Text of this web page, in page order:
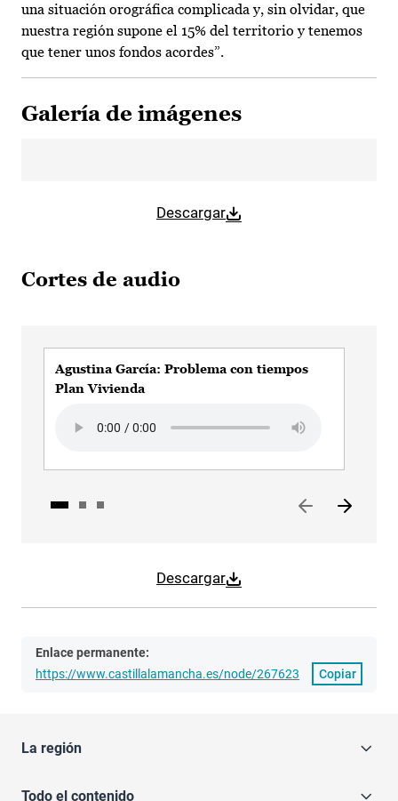
una situación orográfica complicada y, sin olvidar, que
nuestra región supone el 15% del territorio y tenemos
que tener unos fondos acordes”.
Galería de imágenes
Descargar
Cortes de audio
Descargar
Agustina García: Problema con tiempos
Plan Vivienda
Enlace permanente:
https://www.castillalamancha.es/node/267623
Copiar
La región
Todo el contenido